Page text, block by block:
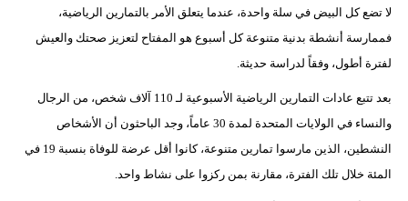
فيديو
سيارات
لا تضع كل البيض في سلة واحدة، عندما يتعلق الأمر بالتمارين الرياضية،
فممارسة أنشطة بدنية متنوعة كل أسبوع هو المفتاح لتعزيز صحتك والعيش
لفترة أطول، وفقاً لدراسة حديثة.
بعد تتبع عادات التمارين الرياضية الأسبوعية لـ 110 آلاف شخص، من الرجال
والنساء في الولايات المتحدة لمدة 30 عاماً، وجد الباحثون أن الأشخاص
النشطين، الذين مارسوا تمارين متنوعة، كانوا أقل عرضة للوفاة بنسبة 19 في
المئة خلال تلك الفترة، مقارنة بمن ركزوا على نشاط واحد.